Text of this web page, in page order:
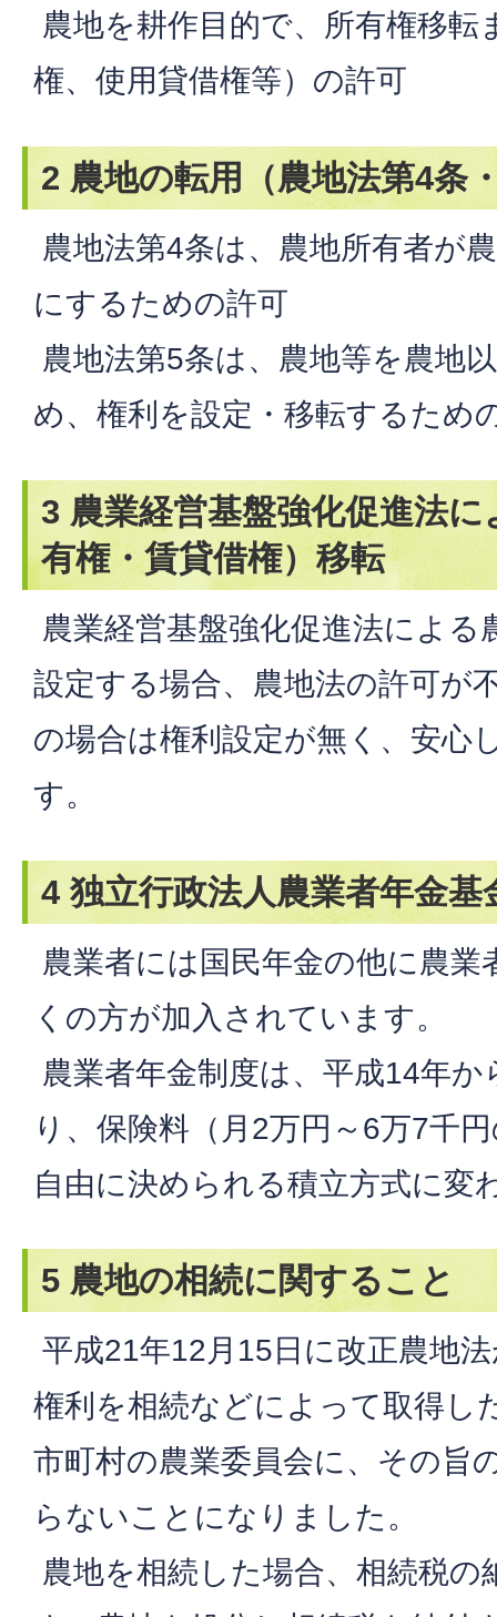
農地を耕作目的で、所有権移転
権、使用貸借権等）の許可
2 農地の転用（農地法第4条
農地法第4条は、農地所有者が
にするための許可
農地法第5条は、農地等を農地
め、権利を設定・移転するため
3 農業経営基盤強化促進法
有権・賃貸借権）移転
農業経営基盤強化促進法による
設定する場合、農地法の許可が
の場合は権利設定が無く、安心
す。
4 独立行政法人農業者年金基
農業者には国民年金の他に農業
くの方が加入されています。
農業者年金制度は、平成14年
り、保険料（月2万円～6万7千
自由に決められる積立方式に変
5 農地の相続に関すること
平成21年12月15日に改正農地
権利を相続などによって取得し
市町村の農業委員会に、その旨
らないことになりました。
農地を相続した場合、相続税の